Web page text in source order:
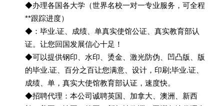
◆办理各国各大学（世界名校一对一专业服务，可全程
**跟踪进度）
◆：毕业.证、成绩、单真实使馆公证、真实教育部认
证。让您回国发展信心十足！
◆可以提供钢印、水印、烫金、激光防伪、凹凸版、版
的毕业.证、百分之百让您满意、设计，印刷;毕业.证、
成绩、单，真实大使馆教育部认证，速度快。
◆招聘代理：本公司诚聘英国、加拿大、澳洲、新西